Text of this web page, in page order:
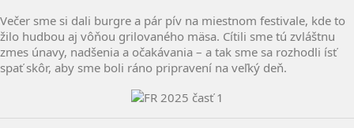
Večer sme si dali burgre a pár pív na miestnom festivale, kde to
žilo hudbou aj vôňou grilovaného mäsa. Cítili sme tú zvláštnu
zmes únavy, nadšenia a očakávania – a tak sme sa rozhodli ísť
spať skôr, aby sme boli ráno pripravení na veľký deň.